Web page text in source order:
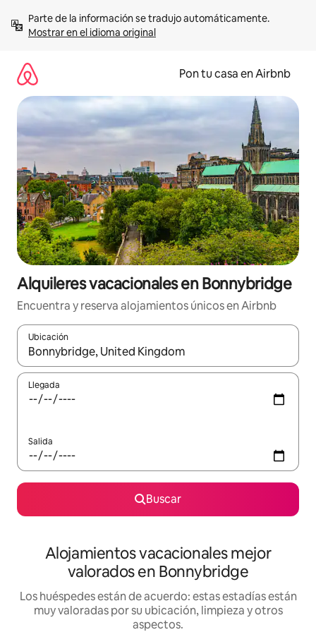
contenidoMostrar en el idioma original
Pon tu casa en Airbnb
Alquileres vacacionales en Bonnybridge
Encuentra y reserva alojamientos únicos en Airbnb
Ubicación
Cuando los resultados estén disponibles, navega con las
Llegada
Salida
Buscar
Alojamientos vacacionales mejor
valorados en Bonnybridge
Los huéspedes están de acuerdo: estas estadías están
muy valoradas por su ubicación, limpieza y otros
aspectos.